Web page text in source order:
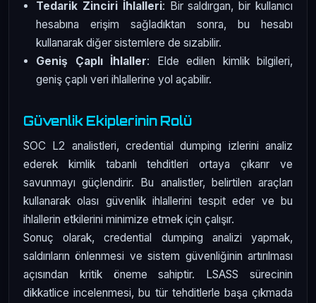
Tedarik Zinciri İhlalleri: Bir saldırgan, bir kullanıcı
hesabına erişim sağladıktan sonra, bu hesabı
kullanarak diğer sistemlere de sızabilir.
Geniş Çaplı İhlaller: Elde edilen kimlik bilgileri,
geniş çaplı veri ihlallerine yol açabilir.
Güvenlik Ekiplerinin Rolü
SOC L2 analistleri, credential dumping izlerini analiz
ederek kimlik tabanlı tehditleri ortaya çıkarır ve
savunmayı güçlendirir. Bu analistler, belirtilen araçları
kullanarak olası güvenlik ihlallerini tespit eder ve bu
ihlallerin etkilerini minimize etmek için çalışır.
Sonuç olarak, credential dumping analizi yapmak,
saldırıların önlenmesi ve sistem güvenliğinin artırılması
açısından kritik öneme sahiptir. LSASS sürecinin
dikkatlice incelenmesi, bu tür tehditlerle başa çıkmada